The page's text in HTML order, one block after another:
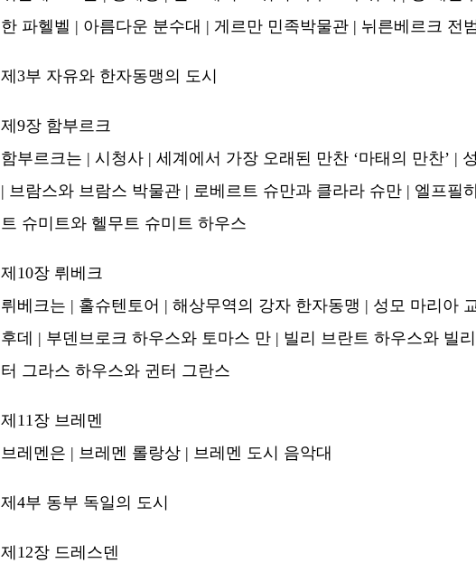
한 파헬벨 | 아름다운 분수대 | 게르만 민족박물관 | 뉘른베르크 전
제3부 자유와 한자동맹의 도시
제9장 함부르크
함부르크는 | 시청사 | 세계에서 가장 오래된 만찬 ‘마태의 만찬’ |
| 브람스와 브람스 박물관 | 로베르트 슈만과 클라라 슈만 | 엘프필
트 슈미트와 헬무트 슈미트 하우스
제10장 뤼베크
뤼베크는 | 홀슈텐토어 | 해상무역의 강자 한자동맹 | 성모 마리아
후데 | 부덴브로크 하우스와 토마스 만 | 빌리 브란트 하우스와 빌
터 그라스 하우스와 귄터 그란스
제11장 브레멘
브레멘은 | 브레멘 롤랑상 | 브레멘 도시 음악대
제4부 동부 독일의 도시
제12장 드레스덴